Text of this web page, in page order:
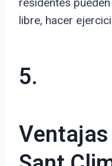
residentes
libre, hacer
5.